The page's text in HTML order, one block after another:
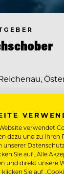
verwendet
dazu und zu Ihren
unserer
Sie auf „Alle
und direkt unsere
Sie auf